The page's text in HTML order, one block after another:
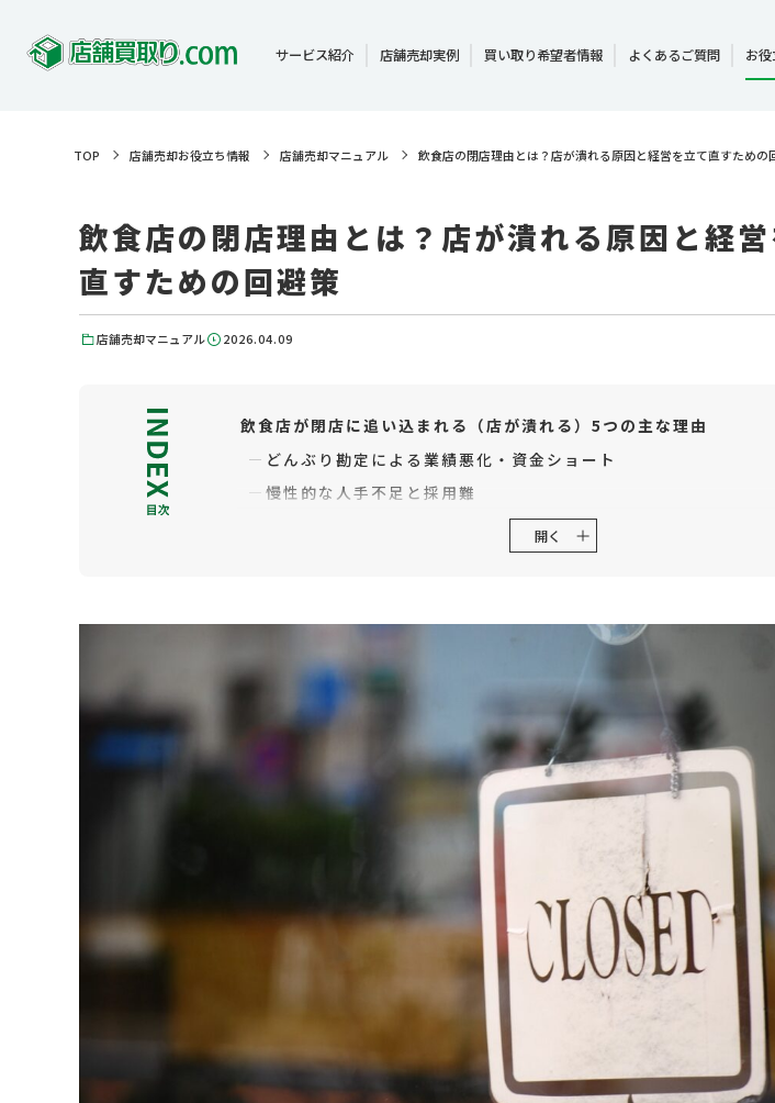
サービス紹介 店舗売却実例 買い取り希望者情報 よくあるご質問 お
TOP 店舗売却お役立ち情報 店舗売却マニュアル 飲食店の閉店理由とは？店が潰れる原因と経営を立て直すための
飲食店の閉店理由とは？店が潰れる原因と経営
直すための回避策
店舗売却マニュアル 2026.04.09
飲食店が閉店に追い込まれる（店が潰れる）5つの主な理由
どんぶり勘定による業績悪化・資金ショート
慢性的な人手不足と採用難
食材費高騰など外部環境・世界情勢の影響
立地選びの失敗や移転のタイミング
飲食店が閉店しないようにするには？経営改善の4つのポイント
収支管理を徹底して経費を抑える
QSC（品質・サービス・清潔さ）を向上させる
継続的に販促活動を行う
業態や業種を変えてみる
飲食店を閉店・廃業すべきか？撤退タイミングの判断基準
閉店を回避できるか検討するための基準
手遅れになる前に専門家へ相談するタイミング
万が一、閉店を決断した場合に知っておくべきこと
閉店にかかる手続きと費用の全体像
居抜き売却で閉店コストを最小限に抑える
飲食店の居抜き売却なら「店舗買取り.com」へ
開く